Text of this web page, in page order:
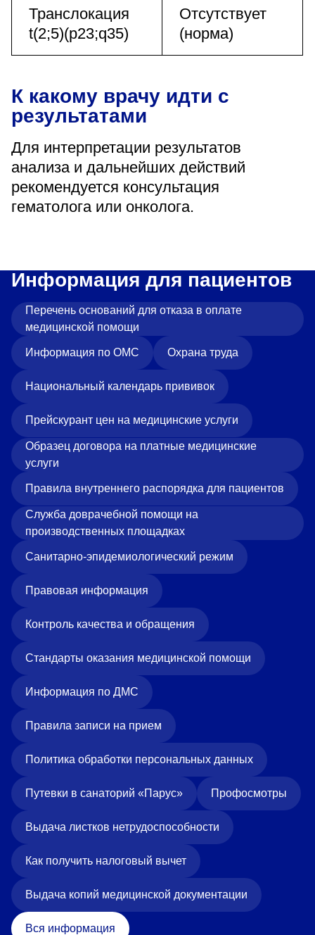
Транслокация
t(2;5)(p23;q35)
Отсутствует
(норма)
К какому врачу идти с
результатами
Для интерпретации результатов
анализа и дальнейших действий
рекомендуется консультация
гематолога или онколога.
Информация для пациентов
Перечень оснований для отказа в оплате
медицинской помощи
Информация по ОМС Охрана труда
Национальный календарь прививок
Прейскурант цен на медицинские услуги
Образец договора на платные медицинские
услуги
Правила внутреннего распорядка для пациентов
Служба доврачебной помощи на
производственных площадках
Санитарно-эпидемиологический режим
Правовая информация
Контроль качества и обращения
Стандарты оказания медицинской помощи
Информация по ДМС
Правила записи на прием
Политика обработки персональных данных
Путевки в санаторий «Парус» Профосмотры
Выдача листков нетрудоспособности
Как получить налоговый вычет
Выдача копий медицинской документации
Вся информация